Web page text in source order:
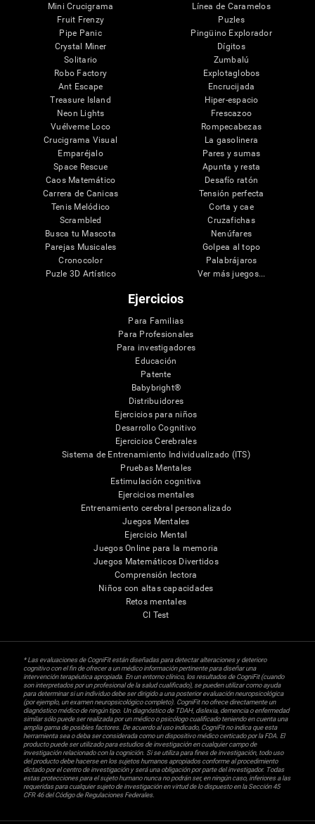
Mini Crucigrama
Fruit Frenzy
Pipe Panic
Crystal Miner
Solitario
Robo Factory
Ant Escape
Treasure Island
Neon Lights
Vuélveme Loco
Crucigrama Visual
Emparéjalo
Space Rescue
Caos Matemático
Carrera de Canicas
Tenis Melódico
Scrambled
Busca tu Mascota
Parejas Musicales
Cronocolor
Puzle 3D Artístico
Línea de Caramelos
Puzles
Pingüino Explorador
Dígitos
Zumbalú
Explotaglobos
Encrucijada
Hiper-espacio
Frescazoo
Rompecabezas
La gasolinera
Pares y sumas
Apunta y resta
Desafío ratón
Tensión perfecta
Corta y cae
Cruzafichas
Nenúfares
Golpea al topo
Palabrájaros
Ver más juegos...
Ejercicios
Para Familias
Para Profesionales
Para investigadores
Educación
Patente
Babybright®
Distribuidores
Ejercicios para niños
Desarrollo Cognitivo
Ejercicios Cerebrales
Sistema de Entrenamiento Individualizado (ITS)
Pruebas Mentales
Estimulación cognitiva
Ejercicios mentales
Entrenamiento cerebral personalizado
Juegos Mentales
Ejercicio Mental
Juegos Online para la memoria
Juegos Matemáticos Divertidos
Comprensión lectora
Niños con altas capacidades
Retos mentales
CI Test
* Las evaluaciones de CogniFit están diseñadas para detectar alteraciones y deterioro
cognitivo con el fin de ofrecer a un médico información pertinente para diseñar una
intervención terapéutica apropiada. En un entorno clínico, los resultados de CogniFit (cuando
son interpretados por un profesional de la salud cualificado), se pueden utilizar como ayuda
para determinar si un individuo debe ser dirigido a una posterior evaluación neuropsicológica
(por ejemplo, un examen neuropsicológico completo). CogniFit no ofrece directamente un
diagnóstico médico de ningún tipo. Un diagnóstico de TDAH, dislexia, demencia o enfermedad
similar sólo puede ser realizada por un médico o psicólogo cualificado teniendo en cuenta una
amplia gama de posibles factores. De acuerdo al uso indicado, CogniFit no indica que esta
herramienta sea o deba ser considerada como un dispositivo médico certicado por la FDA. El
producto puede ser utilizado para estudios de investigación en cualquier campo de
investigación relacionado con la cognición. Si se utiliza para fines de investigación, todo uso
del producto debe hacerse en los sujetos humanos apropiados conforme al procedimiento
dictado por el centro de investigación y será una obligación por parte del investigador. Todas
estas protecciones para el sujeto humano nunca no podrán ser, en ningún caso, inferiores a las
requeridas para cualquier sujeto de investigación en virtud de lo dispuesto en la Sección 45
CFR 46 del Código de Regulaciones Federales.